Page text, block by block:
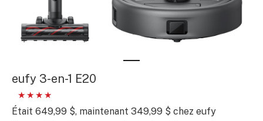
eufy 3-en-1 E20
Était 649,99 $, maintenant 349,99 $ chez eufy